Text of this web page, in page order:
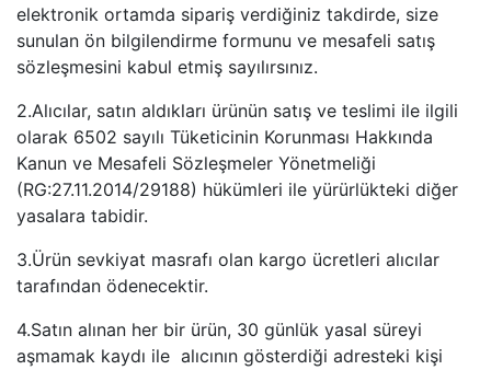
elektronik ortamda sipariş verdiğiniz takdirde, size
sunulan ön bilgilendirme formunu ve mesafeli satış
sözleşmesini kabul etmiş sayılırsınız.
2.Alıcılar, satın aldıkları ürünün satış ve teslimi ile ilgili
olarak 6502 sayılı Tüketicinin Korunması Hakkında
Kanun ve Mesafeli Sözleşmeler Yönetmeliği
(RG:27.11.2014/29188) hükümleri ile yürürlükteki diğer
yasalara tabidir.
3.Ürün sevkiyat masrafı olan kargo ücretleri alıcılar
tarafından ödenecektir.
4.Satın alınan her bir ürün, 30 günlük yasal süreyi
aşmamak kaydı ile alıcının gösterdiği adresteki kişi